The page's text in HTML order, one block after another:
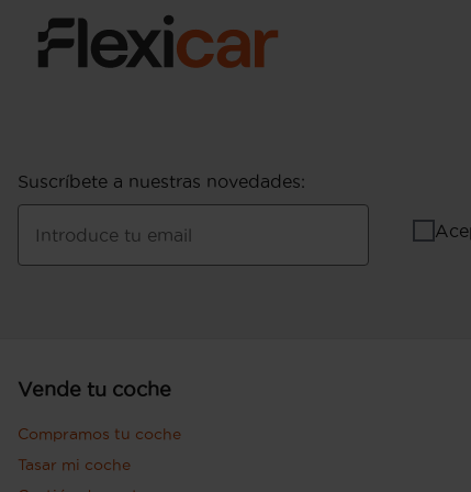
Suscríbete a nuestras novedades:
Introduce tu email
Vende tu coche
Compramos tu coche
Tasar mi coche